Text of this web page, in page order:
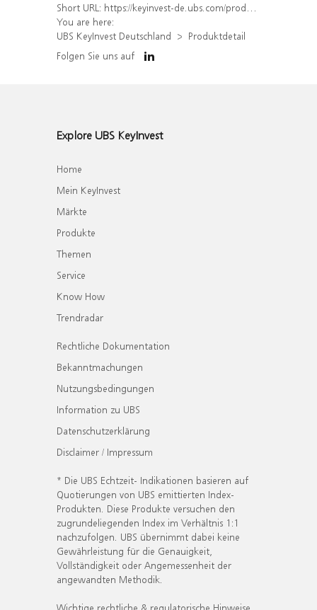
Short URL: https://keyinvest-de.ubs.com/produkt/detail/index/isin/DE000WA0ZSS2
You are here:
UBS KeyInvest Deutschland
Produktdetail
Folgen Sie uns auf
Explore UBS KeyInvest
Home
Mein KeyInvest
Märkte
Produkte
Themen
Service
Know How
Trendradar
Rechtliche Dokumentation
Bekanntmachungen
Nutzungsbedingungen
Information zu UBS
Datenschutzerklärung
Disclaimer / Impressum
* Die UBS Echtzeit- Indikationen basieren auf
Quotierungen von UBS emittierten Index-
Produkten. Diese Produkte versuchen den
zugrundeliegenden Index im Verhältnis 1:1
nachzufolgen. UBS übernimmt dabei keine
Gewährleistung für die Genauigkeit,
Vollständigkeit oder Angemessenheit der
angewandten Methodik.